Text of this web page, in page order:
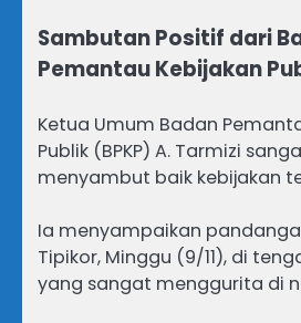
Sambutan Positif dari
Pemantau Kebijakan
Ketua Umum Badan
Publik (BPKP) A. Tarmizi
menyambut baik kebijakan
Ia menyampaikan
Tipikor, Minggu (9/11), di
yang sangat menggurita di